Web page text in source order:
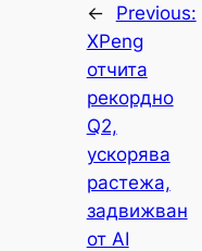
←
Previous:
XPeng
отчита
рекордно
Q2,
ускорява
растежа,
задвижван
от AI